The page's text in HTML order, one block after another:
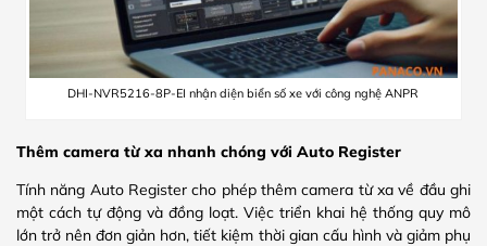
DHI-NVR5216-8P-EI nhận diện biển số xe với công nghệ ANPR
Thêm camera từ xa nhanh chóng với Auto Register
Tính năng Auto Register cho phép thêm camera từ xa về đầu ghi
một cách tự động và đồng loạt. Việc triển khai hệ thống quy mô
lớn trở nên đơn giản hơn, tiết kiệm thời gian cấu hình và giảm phụ